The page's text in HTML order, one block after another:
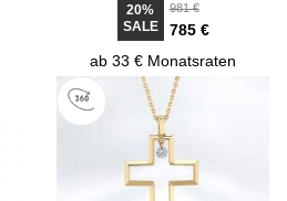
20%
SALE
981 €
785 €
ab 33 € Monatsraten